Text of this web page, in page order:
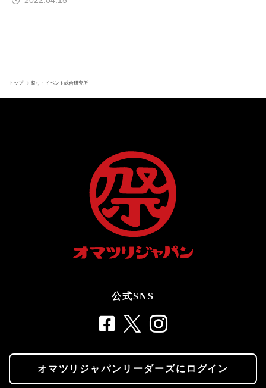
トップ 祭り・イベント総合研究所
公式SNS
オマツリジャパンリーダーズにログイン